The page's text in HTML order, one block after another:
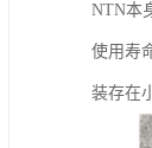
NTN本
使用寿
装存在